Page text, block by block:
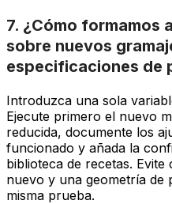
7. ¿Cómo formamos
sobre nuevos
especificaciones de
Introduzca una sola
Ejecute primero el nuevo
reducida, documente los
funcionado y añada la
biblioteca de recetas.
nuevo y una geometría de
misma prueba.